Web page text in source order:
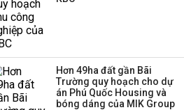
Hơn 49ha đất gần Bãi
Trường quy hoạch cho dự
án Phú Quốc Housing và
bóng dáng của MIK Group